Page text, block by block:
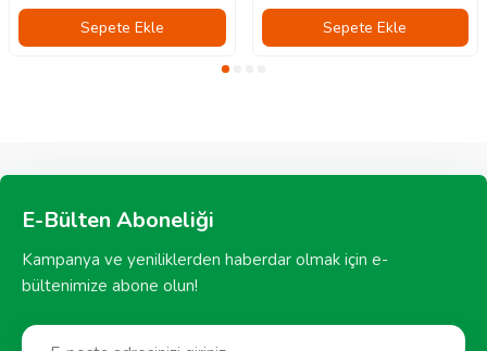
Sepete Ekle Sepete Ekle
E-Bülten Aboneliği
Kampanya ve yeniliklerden haberdar olmak için e-
bültenimize abone olun!